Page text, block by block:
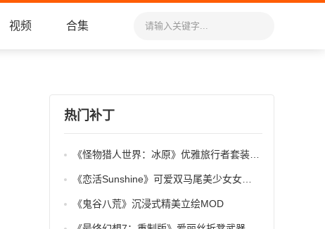
视频 合集
热门补丁
《鬼谷八荒》沉浸式精美立绘MOD